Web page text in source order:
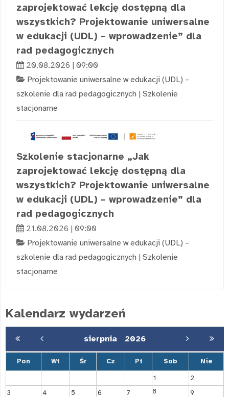
zaprojektować lekcję dostępną dla
wszystkich? Projektowanie uniwersalne
w edukacji (UDL) – wprowadzenie” dla
rad pedagogicznych
20.08.2026 | 09:00
Projektowanie uniwersalne w edukacji (UDL) –
szkolenie dla rad pedagogicznych | Szkolenie
stacjonarne
Szkolenie stacjonarne „Jak
zaprojektować lekcję dostępną dla
wszystkich? Projektowanie uniwersalne
w edukacji (UDL) – wprowadzenie” dla
rad pedagogicznych
21.08.2026 | 09:00
Projektowanie uniwersalne w edukacji (UDL) –
szkolenie dla rad pedagogicznych | Szkolenie
stacjonarne
Kalendarz wydarzeń
sierpnia 2026
Pon Wt Śr Cz Pt Sob Nie
1
2
3
4 5 6 7 8
9